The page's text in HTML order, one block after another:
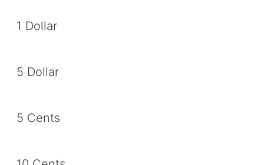
1 Dollar
5 Dollar
5 Cents